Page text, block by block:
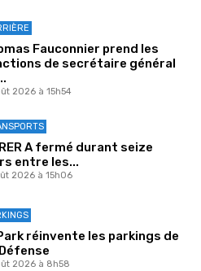
Fauconnier prend les
de secrétaire général
2026 à 15h54
A fermé durant seize
entre les...
2026 à 15h06
réinvente les parkings de
2026 à 8h58